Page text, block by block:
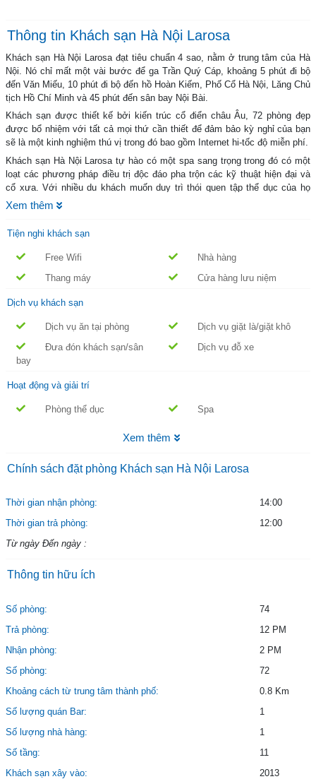
Thông tin Khách sạn Hà Nội Larosa
Khách sạn Hà Nội Larosa đạt tiêu chuẩn 4 sao, nằm ở trung tâm của Hà
Nội. Nó chỉ mất một vài bước để ga Trần Quý Cáp, khoảng 5 phút đi bộ
đến Văn Miếu, 10 phút đi bộ đến hồ Hoàn Kiếm, Phố Cổ Hà Nội, Lăng Chủ
tịch Hồ Chí Minh và 45 phút đến sân bay Nội Bài.
Khách sạn được thiết kế bởi kiến ​​trúc cổ điển châu Âu, 72 phòng đẹp
được bổ nhiệm với tất cả mọi thứ cần thiết để đảm bảo kỳ nghỉ của bạn
sẽ là một kinh nghiệm thú vị trong đó bao gồm Internet hi-tốc độ miễn phí.
Khách sạn Hà Nội Larosa tự hào có một spa sang trọng trong đó có một
loạt các phương pháp điều trị độc đáo pha trộn các kỹ thuật hiện đại và
cổ xưa. Với nhiều du khách muốn duy trì thói quen tập thể dục của họ
trong khi trên đường, khách sạn cũng có một trung tâm thể dục được
phóng và đến với những thiết bị nghe nhìn. Nhà hàng và bar Khách sạn
Hà Nội Larosa giới thiệu một thực đơn phong phú, cũng như bữa ăn sáng
buffet hàng ngày, trong một bầu không khí mát mẻ và thoải mái.
Khách sạn Hà Nội Larosa là một nơi lý tưởng cho du khách cho dù bạn
đang đến thăm Hà Nội để giải trí hoặc kinh doanh. Hãy để cuộc hành trình
của bạn bắt đầu!
Xem thêm
Tiện nghi khách sạn
Free Wifi
Nhà hàng
Thang máy
Cửa hàng lưu niệm
Dịch vụ khách sạn
Dịch vụ ăn tại phòng
Dịch vụ giặt là/giặt khô
Đưa đón khách sạn/sân
bay
Dịch vụ đỗ xe
Hoạt động và giải trí
Phòng thể dục Spa
Xem thêm
Chính sách đặt phòng Khách sạn Hà Nội Larosa
Thời gian nhận phòng:
14:00
Thời gian trả phòng:
12:00
Từ ngày Đến ngày :
Thông tin hữu ích
Số phòng:
74
Trả phòng:
12 PM
Nhận phòng:
2 PM
Số phòng:
72
Khoảng cách từ trung tâm thành phố:
0.8 Km
Số lượng quán Bar:
1
Số lượng nhà hàng:
1
Số tầng:
11
Khách sạn xây vào:
2013